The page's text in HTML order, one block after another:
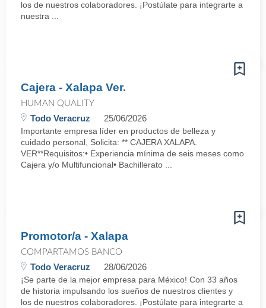
los de nuestros colaboradores. ¡Postúlate para integrarte a
nuestra ...
Cajera - Xalapa Ver.
HUMAN QUALITY
Todo Veracruz 25/06/2026
Importante empresa líder en productos de belleza y
cuidado personal, Solicita: ** CAJERA XALAPA.
VER**Requisitos:• Experiencia mínima de seis meses como
Cajera y/o Multifuncional• Bachillerato ...
Promotor/a - Xalapa
COMPARTAMOS BANCO
Todo Veracruz 28/06/2026
¡Se parte de la mejor empresa para México! Con 33 años
de historia impulsando los sueños de nuestros clientes y
los de nuestros colaboradores. ¡Postúlate para integrarte a